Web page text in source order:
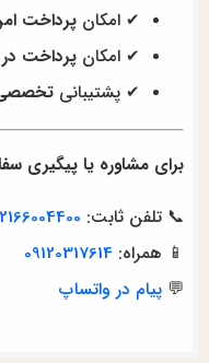
✔ امکانپرداخت
✔ امکانپرداخت
✔ پشتیبانی
برای مشاوره یا پیگیری
📞 تلفن ثابت:
📱 همراه:09120317614
💬پیام در واتساپ